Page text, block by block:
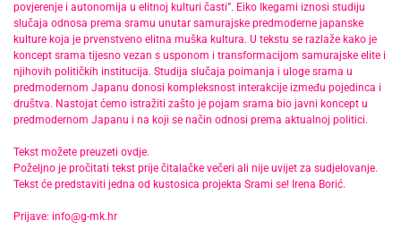
povjerenje i autonomija u elitnoj kulturi časti”. Eiko Ikegami iznosi studiju
slučaja odnosa prema sramu unutar samurajske predmoderne japanske
kulture koja je prvenstveno elitna muška kultura. U tekstu se razlaže kako je
koncept srama tijesno vezan s usponom i transformacijom samurajske elite i
njihovih političkih institucija. Studija slučaja poimanja i uloge srama u
predmodernom Japanu donosi kompleksnost interakcije između pojedinca i
društva. Nastojat ćemo istražiti zašto je pojam srama bio javni koncept u
predmodernom Japanu i na koji se način odnosi prema aktualnoj politici.
Tekst možete preuzeti ovdje.
Poželjno je pročitati tekst prije čitalačke večeri ali nije uvijet za sudjelovanje.
Tekst će predstaviti jedna od kustosica projekta Srami se! Irena Borić.
Prijave: info@g-mk.hr